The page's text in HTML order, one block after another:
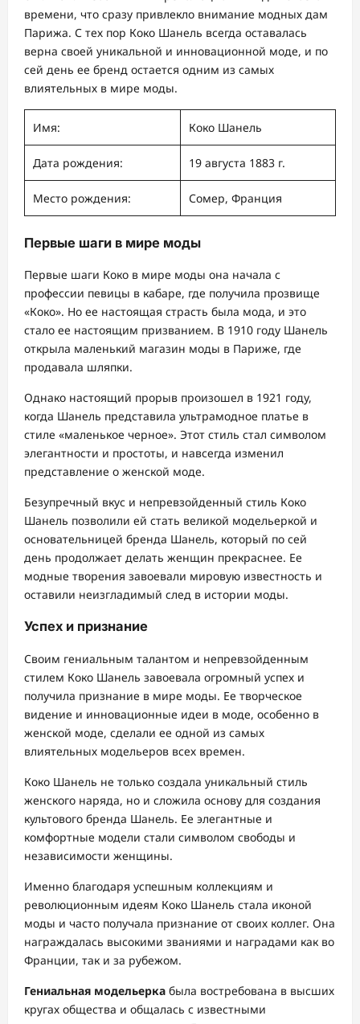
времени, что сразу привлекло внимание модных дам
Парижа. С тех пор Коко Шанель всегда оставалась
верна своей уникальной и инновационной моде, и по
сей день ее бренд остается одним из самых
влиятельных в мире моды.
Имя: Коко Шанель
Дата рождения: 19 августа 1883 г.
Место рождения: Сомер, Франция
Первые шаги в мире моды
Первые шаги Коко в мире моды она начала с
профессии певицы в кабаре, где получила прозвище
«Коко». Но ее настоящая страсть была мода, и это
стало ее настоящим призванием. В 1910 году Шанель
открыла маленький магазин моды в Париже, где
продавала шляпки.
Однако настоящий прорыв произошел в 1921 году,
когда Шанель представила ультрамодное платье в
стиле «маленькое черное». Этот стиль стал символом
элегантности и простоты, и навсегда изменил
представление о женской моде.
Безупречный вкус и непревзойденный стиль Коко
Шанель позволили ей стать великой модельеркой и
основательницей бренда Шанель, который по сей
день продолжает делать женщин прекраснее. Ее
модные творения завоевали мировую известность и
оставили неизгладимый след в истории моды.
Успех и признание
Своим гениальным талантом и непревзойденным
стилем Коко Шанель завоевала огромный успех и
получила признание в мире моды. Ее творческое
видение и инновационные идеи в моде, особенно в
женской моде, сделали ее одной из самых
влиятельных модельеров всех времен.
Коко Шанель не только создала уникальный стиль
женского наряда, но и сложила основу для создания
культового бренда Шанель. Ее элегантные и
комфортные модели стали символом свободы и
независимости женщины.
Именно благодаря успешным коллекциям и
революционным идеям Коко Шанель стала иконой
моды и часто получала признание от своих коллег. Она
награждалась высокими званиями и наградами как во
Франции, так и за рубежом.
Гениальная модельерка была востребована в высших
кругах общества и общалась с известными